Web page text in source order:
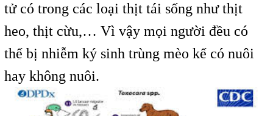
tử có trong các loại thịt tái sống như thịt
heo, thịt cừu,… Vì vậy mọi người đều có
thể bị nhiễm ký sinh trùng mèo kể có nuôi
hay không nuôi.